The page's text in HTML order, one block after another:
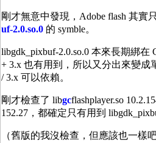
剛才無意中發現，Adobe flash 其實
uf-2.0.so.0 的 symble。
libgdk_pixbuf-2.0.so.0 本來長期綁
+ 3.x 也有用到，所以又分出來變成
/ 3.x 可以依賴。
剛才檢查了 libgcflashplayer.so
152.27，都確定只有用到
（舊版的我沒檢查，但應該也一樣吧